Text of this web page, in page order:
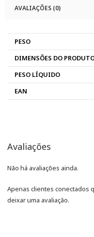
AVALIAÇÕES (0)
PESO
DIMENSÕES DO
PESO LÍQUIDO
EAN
Avaliações
Não há avaliações ainda.
Apenas clientes conectados
deixar uma avaliação.